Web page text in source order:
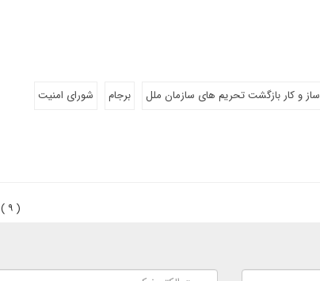
ساز و کار بازگشت تحریم های سازمان ملل برجام
شورای امنیت
( ۹ )